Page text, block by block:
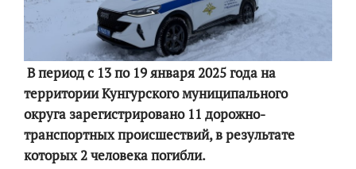
В период с 13 по 19 января 2025 года на
территории Кунгурского муниципального
округа зарегистрировано 11 дорожно-
транспортных происшествий, в результате
которых 2 человека погибли.